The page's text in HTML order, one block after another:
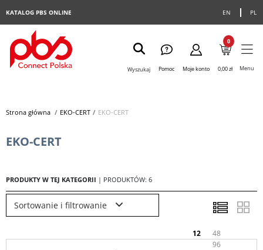
EN PL
KATALOG PBS ONLINE
Wyszukaj Pomoc Moje konto
0
0,00 zł Menu
Strona główna> EKO-CERT> EKO-CERT
EKO-CERT
PRODUKTY W TEJ KATEGORII | PRODUKTÓW: 6
Sortowanie i filtrowanie
12
48
96